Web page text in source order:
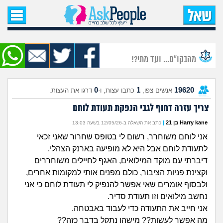
עמוד הבית
שאל שאלה
שאלות חדשות
שאלות שעוררו עניין
עצות חדשות
מה קורה כאן?
מתחם הטיפים
מהבקו"ם... ועד מתי?!
19620 אנשים צפו, 1 כתבו עצות, ו-0 דרגו את העצות.
צריך עזרה דחוף לגבי הנפקת תעודת לוחם
Harry kane בן 21 | כתב את השאלה ב-12/05/26 בשעה 13:03
אני לוחם משוחרר, רשום לי בטופס שחרור שאני זכאי
לתעודת לוחם אבל היא לא מופיעה בארנק הצהלי.
דיברתי עם מוקד המילואים, האגף לחיילים משוחררים
וקצינת פניות הציבור, כולם מפנים אותי למקומות אחרים,
ולבסוף אומרים שאי אפשר להנפיק לי תעודת לוחם כי אני
נחשב מילואים וזו תעודת סדיר.
אני חייב את התעודה כדי לעבוד באבטחה.
מה אפשר לעשות?? מישהו נתקל בדבר כזה??